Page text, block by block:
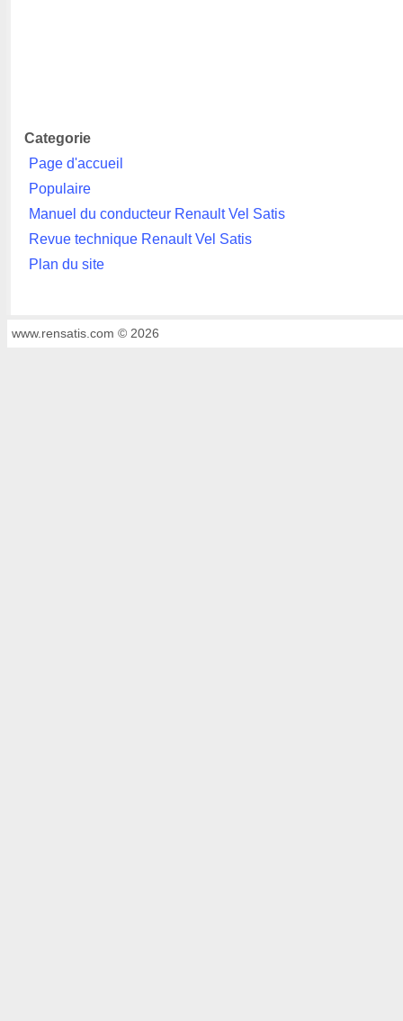
Categorie
Page d'accueil
Populaire
Manuel du conducteur Renault Vel Satis
Revue technique Renault Vel Satis
Plan du site
www.rensatis.com © 2026